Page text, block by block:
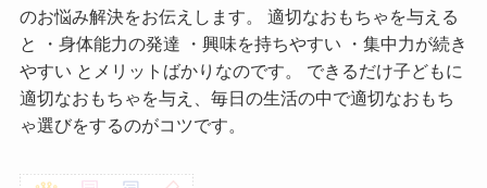
のお悩み解決をお伝えします。 適切なおもちゃを与える
と ・身体能力の発達 ・興味を持ちやすい ・集中力が続き
やすい とメリットばかりなのです。 できるだけ子どもに
適切なおもちゃを与え、毎日の生活の中で適切なおもち
ゃ選びをするのがコツです。